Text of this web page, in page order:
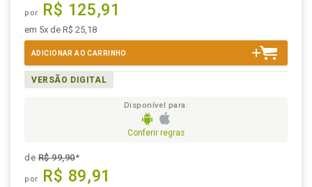
por R$ 125,91
em 5x de R$ 25,18
ADICIONAR AO CARRINHO
VERSÃO DIGITAL
Disponível para:
Conferir regras
deR$ 99,90*
por R$ 89,91